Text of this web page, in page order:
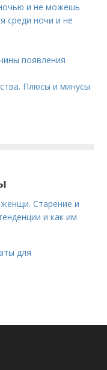
и не можешь
среди ночи и не
появления
Плюсы и минусы
Старение и
и как им
для